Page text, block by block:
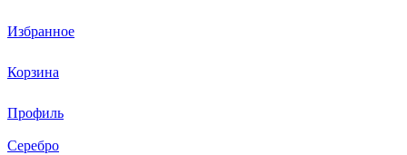
Избранное
Корзина
Профиль
Серебро